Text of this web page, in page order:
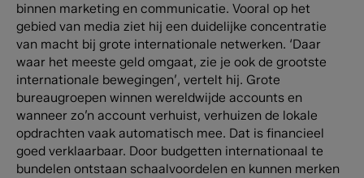
binnen marketing en communicatie. Vooral op het
gebied van media ziet hij een duidelijke concentratie
van macht bij grote internationale netwerken. ‘Daar
waar het meeste geld omgaat, zie je ook de grootste
internationale bewegingen’, vertelt hij. Grote
bureaugroepen winnen wereldwijde accounts en
wanneer zo’n account verhuist, verhuizen de lokale
opdrachten vaak automatisch mee. Dat is financieel
goed verklaarbaar. Door budgetten internationaal te
bundelen ontstaan schaalvoordelen en kunnen merken